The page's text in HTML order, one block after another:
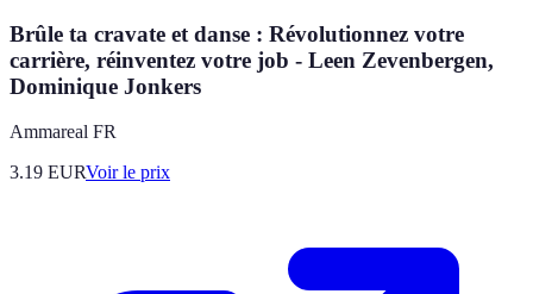
Brûle ta cravate et danse : Révolutionnez votre
carrière, réinventez votre job - Leen Zevenbergen,
Dominique Jonkers
Ammareal FR
3.19 EURVoir le prix